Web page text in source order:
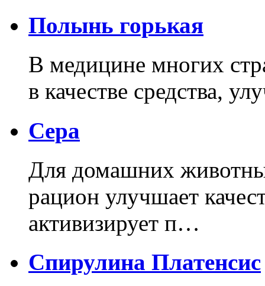
Полынь горькая
В медицине многих
в качестве средства,
Сера
Для домашних
рацион улучшает
активизирует п…
Спирулина Платенсис